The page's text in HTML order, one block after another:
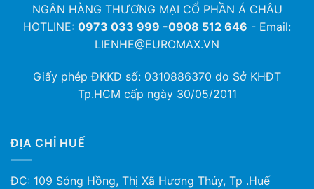
NGÂN HÀNG THƯƠNG MẠI CỔ PHẦN Á CHÂU
HOTLINE: 0973 033 999 -0908 512 646 - Email:
LIENHE@EUROMAX.VN
Giấy phép ĐKKD số: 0310886370 do Sở KHĐT
Tp.HCM cấp ngày 30/05/2011
ĐỊA CHỈ HUẾ
ĐC: 109 Sóng Hồng, Thị Xã Hương Thủy, Tp .Huế